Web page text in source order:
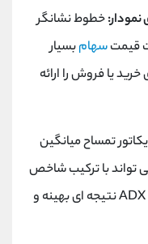
خطوط نشانگر
قیمتسهامبسیار
یا فروش را ارائه
تمساح میانگین
تواند با ترکیب شاخص
و ADX نتیجه ای بهینه و